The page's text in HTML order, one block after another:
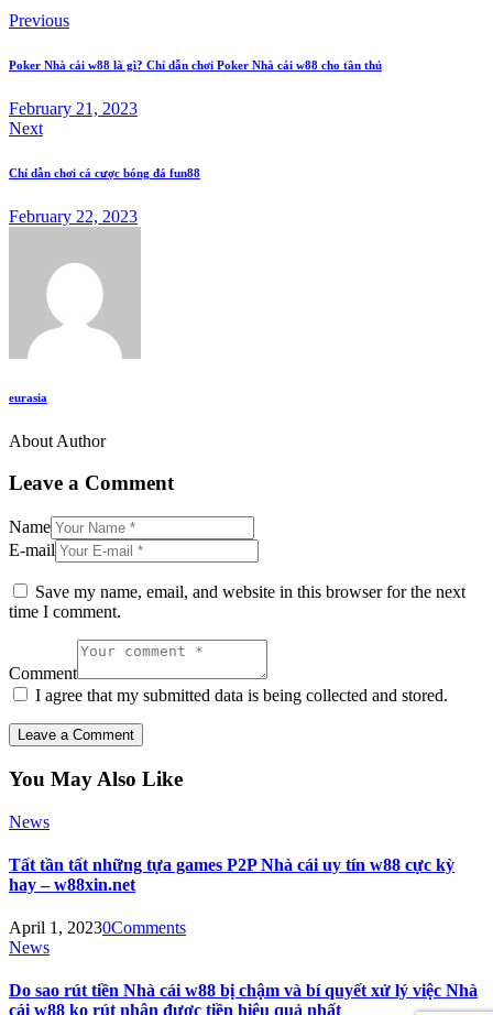
Previous
Poker Nhà cái w88 là gì? Chỉ dẫn chơi Poker Nhà cái w88 cho tân thủ
February 21, 2023
Next
Chỉ dẫn chơi cá cược bóng đá fun88
February 22, 2023
eurasia
About Author
Leave a Comment
Name
E-mail
Save my name, email, and website in this browser for the next
time I comment.
Comment
I agree that my submitted data is being collected and stored.
You May Also Like
News
Tất tần tất những tựa games P2P Nhà cái uy tín w88 cực kỳ
hay – w88xin.net
April 1, 20230Comments
News
Do sao rút tiền Nhà cái w88 bị chậm và bí quyết xử lý việc Nhà
cái w88 ko rút nhận được tiền hiệu quả nhất